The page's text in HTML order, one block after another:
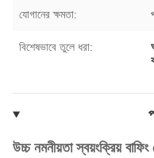
যোগানের ক্ষমতা:
বিশেষভাবে তুলে ধরা:
উচ্চ নমনীয়তা স্বয়ংক্রিয়